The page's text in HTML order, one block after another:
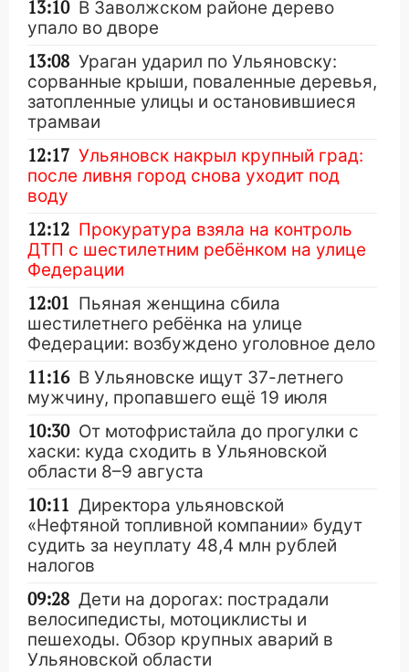
13:10 В Заволжском районе дерево
упало во дворе
13:08 Ураган ударил по Ульяновску:
сорванные крыши, поваленные деревья,
затопленные улицы и остановившиеся
трамваи
12:17 Ульяновск накрыл крупный град:
после ливня город снова уходит под
воду
12:12 Прокуратура взяла на контроль
ДТП с шестилетним ребёнком на улице
Федерации
12:01 Пьяная женщина сбила
шестилетнего ребёнка на улице
Федерации: возбуждено уголовное дело
11:16 В Ульяновске ищут 37-летнего
мужчину, пропавшего ещё 19 июля
10:30 От мотофристайла до прогулки с
хаски: куда сходить в Ульяновской
области 8–9 августа
10:11 Директора ульяновской
«Нефтяной топливной компании» будут
судить за неуплату 48,4 млн рублей
налогов
09:28 Дети на дорогах: пострадали
велосипедисты, мотоциклисты и
пешеходы. Обзор крупных аварий в
Ульяновской области